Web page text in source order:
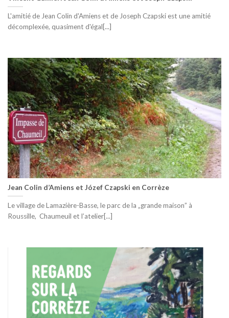
L'amitié de Jean Colin d'Amiens et de Joseph Czapski est une amitié
décomplexée, quasiment d'égal[...]
Jean Colin d’Amiens et Józef Czapski en Corrèze
Le village de Lamazière-Basse, le parc de la „grande maison” à
Roussille, Chaumeuil et l’atelier[...]